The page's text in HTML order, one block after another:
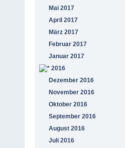
Mai 2017
April 2017
März 2017
Februar 2017
Januar 2017
2016
Dezember 2016
November 2016
Oktober 2016
September 2016
August 2016
Juli 2016